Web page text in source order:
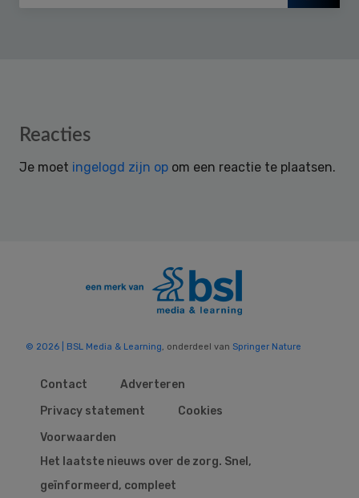
Reader
Reacties
Je moet ingelogd zijn op om een reactie te plaatsen.
© 2026 | BSL Media & Learning , onderdeel van Springer Nature
Contact
Adverteren
Privacy statement
Cookies
Voorwaarden
Het laatste nieuws over de zorg. Snel,
geïnformeerd, compleet